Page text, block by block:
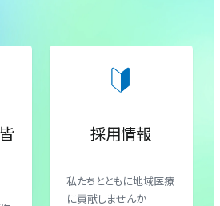
業療法室・言語聴覚療法室
ー
ター 採用情報
私たちとともに地域医療
に貢献しませんか